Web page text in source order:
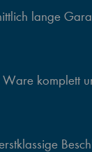
lange
komplett